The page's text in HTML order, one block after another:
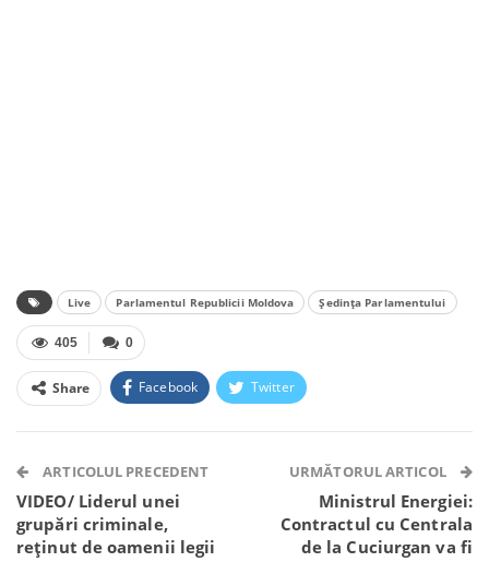
Live Parlamentul Republicii Moldova Ședința Parlamentului
0
405
Share Facebook Twitter
Telegram WhatsApp Viber
ARTICOLUL PRECEDENT
VIDEO/ Liderul unei
grupări criminale,
reținut de oamenii legii
URMĂTORUL ARTICOL
Ministrul Energiei:
Contractul cu Centrala
de la Cuciurgan va fi